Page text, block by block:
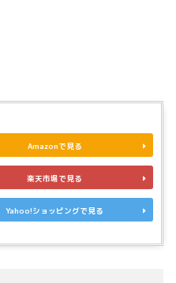
Amazonで見る
楽天市場で見る
Yahoo!ショッピングで見る